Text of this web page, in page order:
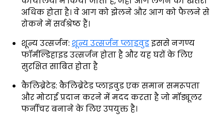
अधिक होता है। वे आग को झेलने और आग को फैलने से
रोकने में सर्वश्रेष्ठ हैं।
शून्य उत्सर्जन: शून्य उत्सर्जन प्लाइवुडइससे नगण्य
फॉर्मल्डिहाइड उत्सर्जन होता है और यह घरों के लिए
सुरक्षित साबित होता है
कैलिब्रेटेड: कैलिब्रेटेड प्लाइवुड एक समान समरूपता
और मोटाई प्रदान करने में मदद करता है जो मॉड्यूलर
फर्नीचर बनाने के लिए उपयुक्त है।